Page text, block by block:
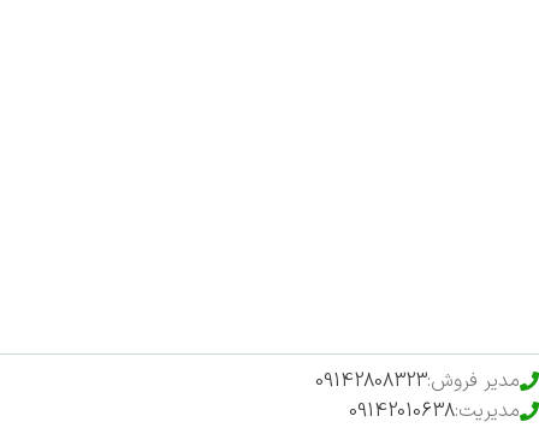
مدیر فروش:09142808323
مدیریت:09142010638